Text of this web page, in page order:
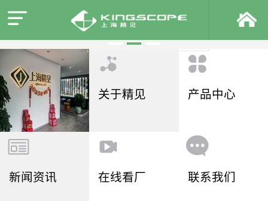
关于精见 产品中心
新闻资讯 在线看厂 联系我们